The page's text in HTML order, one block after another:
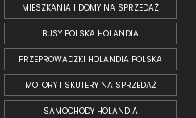
MIESZKANIA I DOMY NA SPRZEDAŻ
BUSY POLSKA HOLANDIA
PRZEPROWADZKI HOLANDIA POLSKA
MOTORY I SKUTERY NA SPRZEDAŻ
SAMOCHODY HOLANDIA